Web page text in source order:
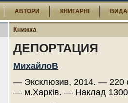
АВТОРИ КНИГАРНІ
Книжка
ДЕПОРТАЦИЯ
МихайлоВ
— Эксклюзив, 2014. — 220
— м.Харків. — Наклад